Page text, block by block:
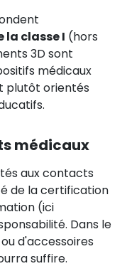
la classe I (hors
3D sont
médicaux
plutôt orientés
médicaux
aux contacts
de la certification
(ici
Dans le
d'accessoires
suffire.